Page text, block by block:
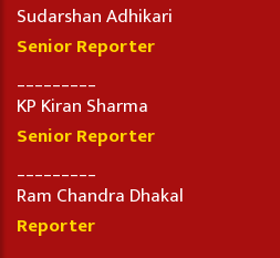
Sudarshan Adhikari
Senior Reporter
KP Kiran Sharma
Senior Reporter
Ram Chandra Dhakal
Reporter